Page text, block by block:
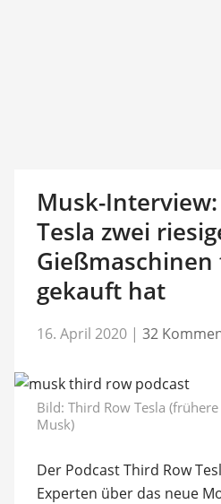
Musk-
Tesla zwei
gekauft hat
16. April 2020 | 32
Bild: Third Row Tesla
Musk)
Der Podcast Third Row
Experten über das neue